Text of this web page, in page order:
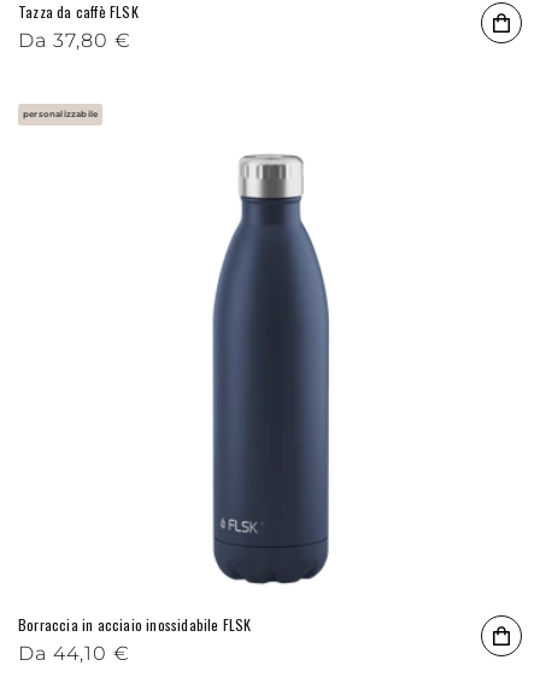
Tazza da caffè FLSK
Prezzo di listino
Da 37,80 €
personalizzabile
Borraccia in acciaio inossidabile FLSK
Prezzo di listino
Da 44,10 €